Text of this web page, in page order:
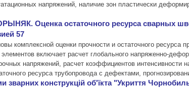
напряжений, наличие зон пластически
Оценка остаточного ресурса сварных
57
комплексной оценки прочности и остаточного
включает расчет глобального напряженно-
напряжений, расчет коэффициентов
ресурса трубопровода с дефектами,
конструкцiй об'їкта "Укриття